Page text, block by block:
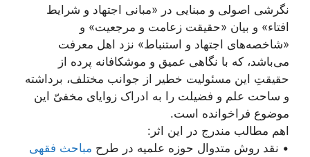
نگرشی اصولی و مبنایی در «مبانی اجتهاد و شرایط
افتاء» و بیان «حقیقت زعامت و مرجعیت» و
«شاخصه‌های اجتهاد و استنباط» نزد اهل معرفت
می‌باشد، که با نگاهی عمیق و موشکافانه پرده از
حقیقتِ این مسئولیت خطیر از جوانب مختلف، برداشته
و ساحت علم و فضیلت را به ادراک زوایای مخفیّ این
موضوع فراخوانده است.
اهم مطالب مندرج در این اثر:
• نقد روش متدوال حوزه علمیه در طرح مباحث فقهی